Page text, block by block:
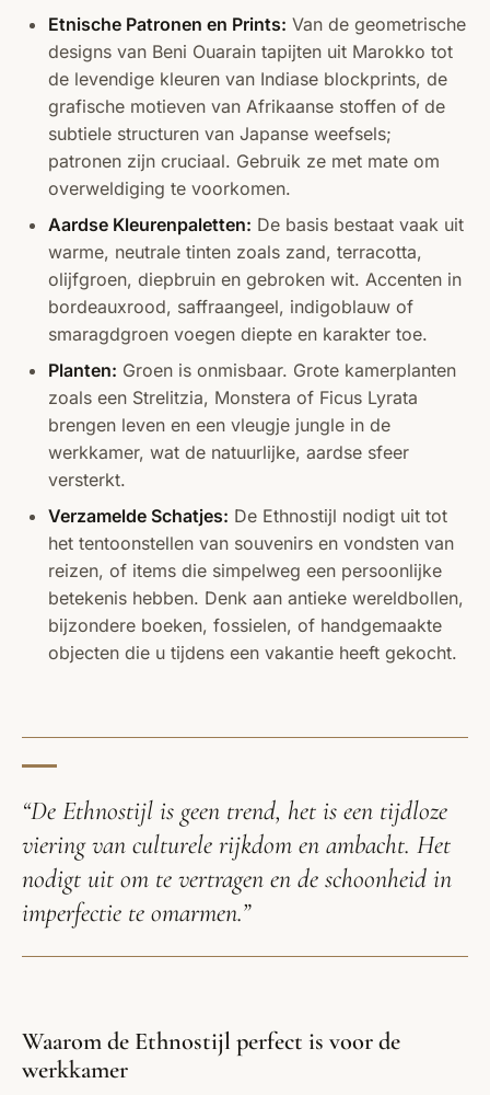
Etnische Patronen en Prints: Van de geometrische
designs van Beni Ouarain tapijten uit Marokko tot
de levendige kleuren van Indiase blockprints, de
grafische motieven van Afrikaanse stoffen of de
subtiele structuren van Japanse weefsels;
patronen zijn cruciaal. Gebruik ze met mate om
overweldiging te voorkomen.
Aardse Kleurenpaletten: De basis bestaat vaak uit
warme, neutrale tinten zoals zand, terracotta,
olijfgroen, diepbruin en gebroken wit. Accenten in
bordeauxrood, saffraangeel, indigoblauw of
smaragdgroen voegen diepte en karakter toe.
Planten: Groen is onmisbaar. Grote kamerplanten
zoals een Strelitzia, Monstera of Ficus Lyrata
brengen leven en een vleugje jungle in de
werkkamer, wat de natuurlijke, aardse sfeer
versterkt.
Verzamelde Schatjes: De Ethnostijl nodigt uit tot
het tentoonstellen van souvenirs en vondsten van
reizen, of items die simpelweg een persoonlijke
betekenis hebben. Denk aan antieke wereldbollen,
bijzondere boeken, fossielen, of handgemaakte
objecten die u tijdens een vakantie heeft gekocht.
“De Ethnostijl is geen trend, het is een tijdloze
viering van culturele rijkdom en ambacht. Het
nodigt uit om te vertragen en de schoonheid in
imperfectie te omarmen.”
Waarom de Ethnostijl perfect is voor de
werkkamer